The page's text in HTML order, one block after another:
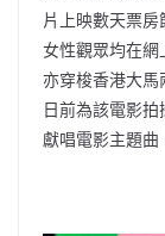
片上映數天票房
女性觀眾均在網
亦穿梭香港大馬
日前為該電影拍
獻唱電影主題曲